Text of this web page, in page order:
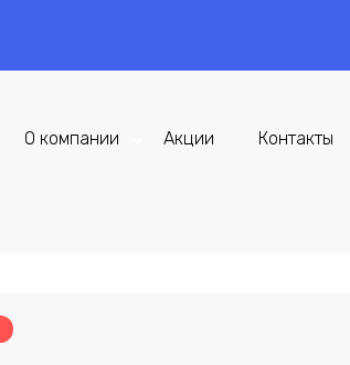
О компании Акции Контакты